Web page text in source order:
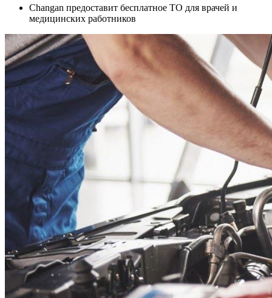
Changan предоставит бесплатное ТО для врачей и
медицинских работников